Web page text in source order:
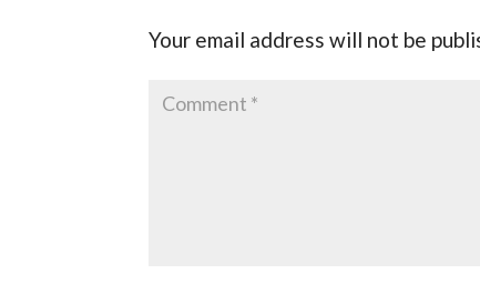
Your email address will not be